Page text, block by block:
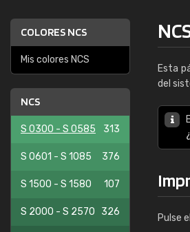
COLORES NCS
Mis colores NCS
NCS
S 0300 - S 0585 313
S 0601 - S 1085 376
S 1500 - S 1580 107
S 2000 - S 2570 326
Esta
del
Pulse